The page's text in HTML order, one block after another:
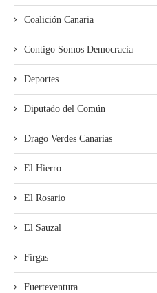
Coalición Canaria
Contigo Somos Democracia
Deportes
Diputado del Común
Drago Verdes Canarias
El Hierro
El Rosario
El Sauzal
Firgas
Fuerteventura